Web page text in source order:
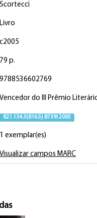
Scortecci
Livro
c2005
79 p.
9788536602769
Vencedor do III Prêmio
821.134.3(816.5) B739l 2005
1 exemplar(es)
Visualizar campos MARC